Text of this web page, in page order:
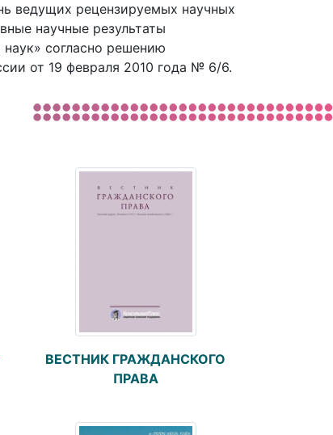
ведущих рецензируемых научных
научные результаты
согласно решению
от 19 февраля 2010 года № 6/6.
ВЕСТНИК ГРАЖДАНСКОГО
ПРАВА